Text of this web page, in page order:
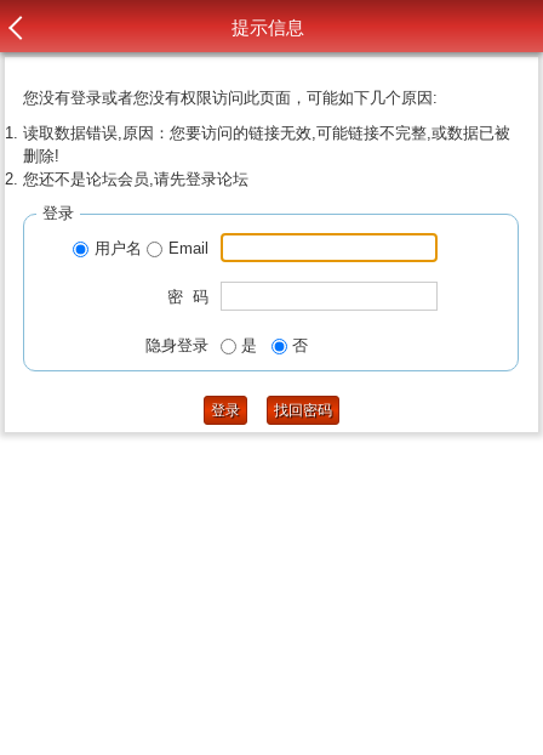
提示信息
您没有登录或者您没有权限访问此页面，可能如下几个原因:
读取数据错误,原因：您要访问的链接无效,可能链接不完整,或数据已被
删除!
您还不是论坛会员,请先登录论坛
登录
用户名
Email
密 码
隐身登录 是 否